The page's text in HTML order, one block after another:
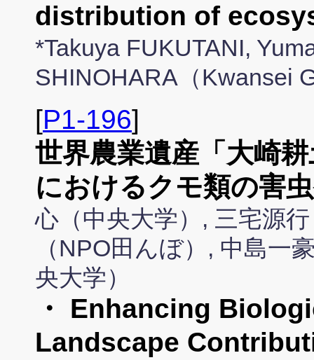
distribution of
*Takuya FUKUTANI,
SHINOHARA（Kwansei
[P1-196]
世界農業遺産「大崎
におけるクモ類の害
心（中央大学）, 三宅源
（NPO田んぼ）, 中島一
央大学）
・ Enhancing
Landscape